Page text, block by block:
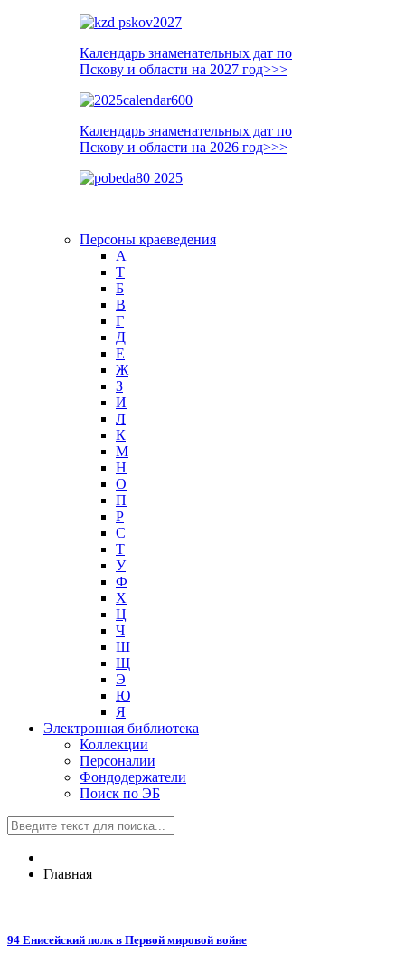
Календарь знаменательных дат по
Пскову и области на 2027 год>>>
Календарь знаменательных дат по
Пскову и области на 2026 год>>>
Персоны краеведения
А
T
Б
В
Г
Д
Е
Ж
З
И
Л
К
М
Н
О
П
Р
С
Т
У
Ф
Х
Ц
Ч
Ш
Щ
Э
Ю
Я
Электронная библиотека
Коллекции
Персоналии
Фондодержатели
Поиск по ЭБ
Главная
94 Енисейский полк в Первой мировой войне